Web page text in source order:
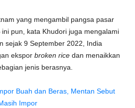
yang mengambil pangsa pasar
pun, kata Khudori juga mengalami
sejak 9 September 2022, India
ekspor broken rice dan menaikkan
jenis berasnya.
Buah dan Beras, Mentan Sebut
Impor